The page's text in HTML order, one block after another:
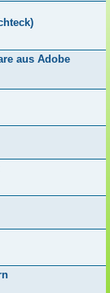
aus Adobe